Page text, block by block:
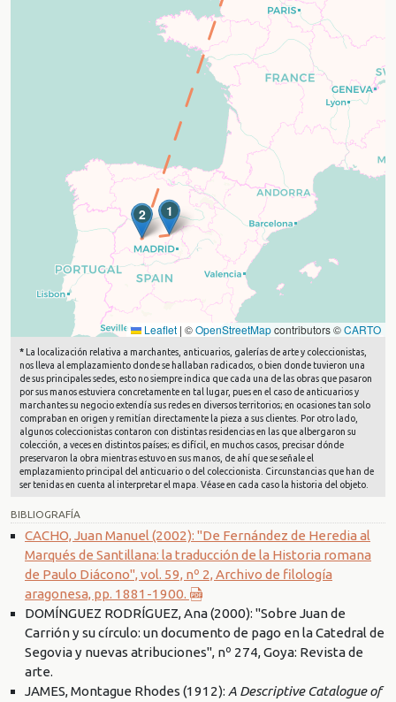
1
2
Leaflet | ©OpenStreetMapcontributors ©CARTO
* La localización relativa a marchantes, anticuarios, galerías de arte y coleccionistas,
nos lleva al emplazamiento donde se hallaban radicados, o bien donde tuvieron una
de sus principales sedes, esto no siempre indica que cada una de las obras que pasaron
por sus manos estuviera concretamente en tal lugar, pues en el caso de anticuarios y
marchantes su negocio extendía sus redes en diversos territorios; en ocasiones tan solo
compraban en origen y remitían directamente la pieza a sus clientes. Por otro lado,
algunos coleccionistas contaron con distintas residencias en las que albergaron su
colección, a veces en distintos países; es difícil, en muchos casos, precisar dónde
preservaron la obra mientras estuvo en sus manos, de ahí que se señale el
emplazamiento principal del anticuario o del coleccionista. Circunstancias que han de
ser tenidas en cuenta al interpretar el mapa. Véase en cada caso la historia del objeto.
BIBLIOGRAFÍA
CACHO, Juan Manuel (2002): "De Fernández de Heredia al
Marqués de Santillana: la traducción de la Historia romana
de Paulo Diácono", vol. 59, nº 2, Archivo de filología
aragonesa, pp. 1881-1900.
DOMÍNGUEZ RODRÍGUEZ, Ana (2000): "Sobre Juan de
Carrión y su círculo: un documento de pago en la Catedral de
Segovia y nuevas atribuciones", nº 274, Goya: Revista de
arte.
JAMES, Montague Rhodes (1912): A Descriptive Catalogue of